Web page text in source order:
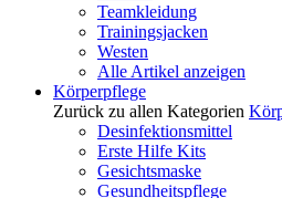
Teamkleidung
Trainingsjacken
Westen
Alle Artikel anzeigen
Körperpflege
Zurück zu allen Kategorien
Desinfektionsmittel
Erste Hilfe Kits
Gesichtsmaske
Gesundheitspflege